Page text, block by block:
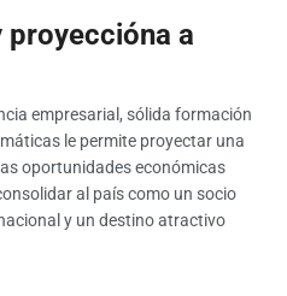
proyeccióna a
empresarial, sólida formación
le permite proyectar una
oportunidades económicas
al país como un socio
y un destino atractivo